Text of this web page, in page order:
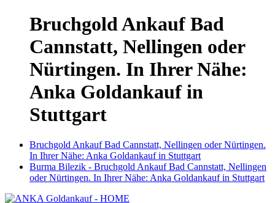
Bruchgold Ankauf Bad
Cannstatt, Nellingen oder
Nürtingen. In Ihrer Nähe:
Anka Goldankauf in
Stuttgart
Bruchgold Ankauf Bad Cannstatt, Nellingen oder Nürtingen.
In Ihrer Nähe: Anka Goldankauf in Stuttgart
Burma Bilezik - Bruchgold Ankauf Bad Cannstatt, Nellingen
oder Nürtingen. In Ihrer Nähe: Anka Goldankauf in Stuttgart